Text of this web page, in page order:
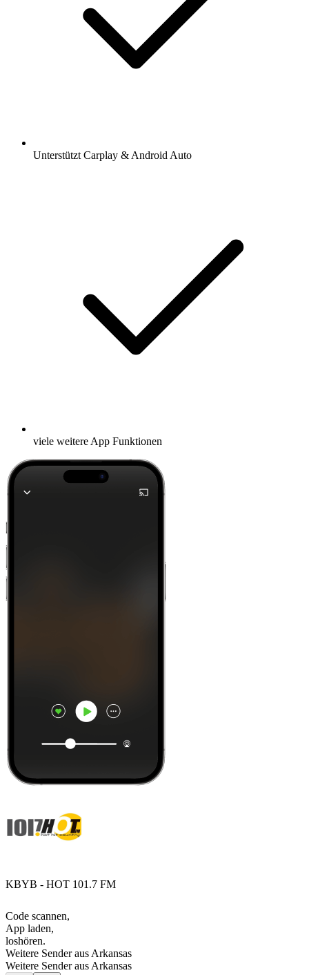
Unterstützt Carplay & Android Auto
viele weitere App Funktionen
KBYB - HOT 101.7 FM
Code scannen,
App laden,
loshören.
Weitere Sender aus Arkansas
Weitere Sender aus Arkansas